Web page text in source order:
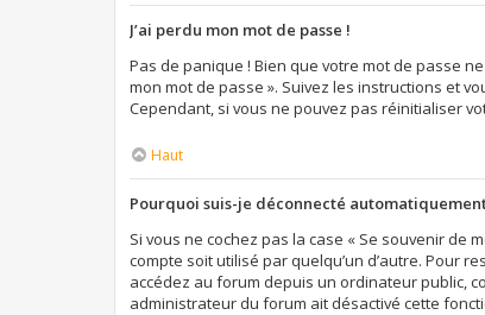
J’ai perdu mon mot de passe !
Pas de panique ! Bien que votre mot de passe
mon mot de passe ». Suivez les instructions et
Cependant, si vous ne pouvez pas réinitialiser
Haut
Pourquoi suis-je déconnecté
Si vous ne cochez pas la case « Se souvenir de
compte soit utilisé par quelqu’un d’autre. Pour
accédez au forum depuis un ordinateur public,
administrateur du forum ait désactivé cette